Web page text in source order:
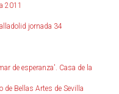
2011
jornada 34
de esperanza'. Casa de la
de Bellas Artes de Sevilla